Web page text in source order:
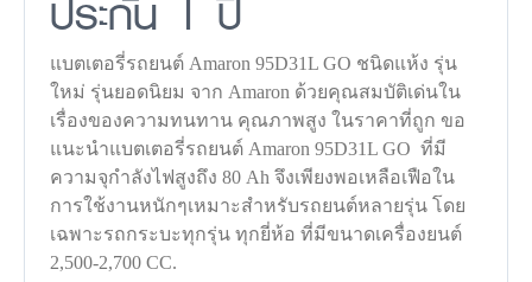
แบตเตอรี่รถยนต์ Amaron 95D31L GO ชนิดแห้ง รุ่น
ใหม่ รุ่นยอดนิยม จาก Amaron ด้วยคุณสมบัติเด่นใน
เรื่องของความทนทาน คุณภาพสูง ในราคาที่ถูก ขอ
แนะนำแบตเตอรี่รถยนต์ Amaron 95D31L GO ที่มี
ความจุกำลังไฟสูงถึง 80 Ah จึงเพียงพอเหลือเฟือใน
การใช้งานหนักๆเหมาะสำหรับรถยนต์หลายรุ่น โดย
เฉพาะรถกระบะทุกรุ่น ทุกยี่ห้อ ที่มีขนาดเครื่องยนต์
2,500-2,700 CC.